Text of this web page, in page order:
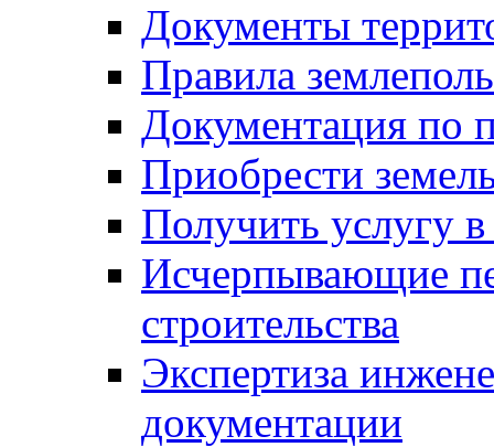
Документы
Правила
Документация по
Приобрести
Получить услугу в
Исчерпывающие
строительства
Экспертиза
документации